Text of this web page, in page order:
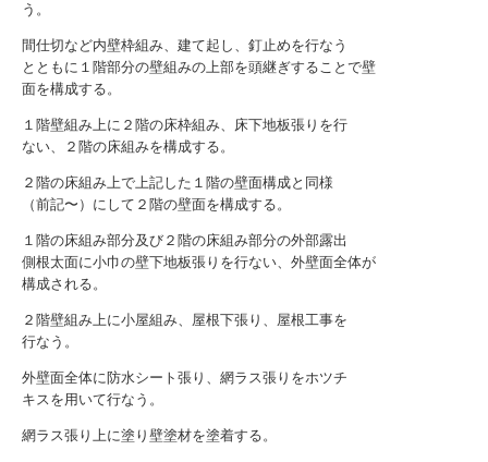
う。
間仕切など内壁枠組み、建て起し、釘止めを行なう
とともに１階部分の壁組みの上部を頭継ぎすることで壁
面を構成する。
１階壁組み上に２階の床枠組み、床下地板張りを行
ない、２階の床組みを構成する。
２階の床組み上で上記した１階の壁面構成と同様
（前記〜）にして２階の壁面を構成する。
１階の床組み部分及び２階の床組み部分の外部露出
側根太面に小巾の壁下地板張りを行ない、外壁面全体が
構成される。
２階壁組み上に小屋組み、屋根下張り、屋根工事を
行なう。
外壁面全体に防水シート張り、網ラス張りをホツチ
キスを用いて行なう。
網ラス張り上に塗り壁塗材を塗着する。